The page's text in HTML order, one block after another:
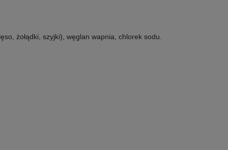
żołądki, szyjki), węglan wapnia, chlorek sodu.